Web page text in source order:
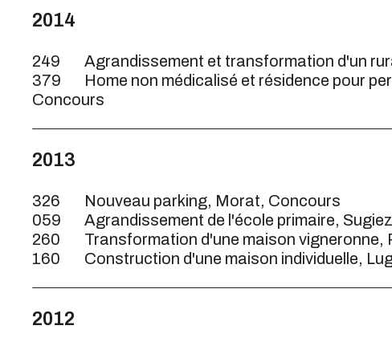
2014
249
Agrandissement et transformation d'un
379
Home non médicalisé et résidence pour
Concours
2013
326
Nouveau parking, Morat, Concours
059
Agrandissement de l'école primaire,
260
Transformation d'une maison vigneronne,
160
Construction d'une maison individuelle,
2012